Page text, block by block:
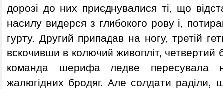
дорозі до них приєднувалися ті, що
насилу видерся з глибокого рову і,
гурту. Другий припадав на ногу, третій
вскочивши в колючий живопліт, четвертий
команда шерифа ледве пересувала
жалюгідних бродяг. Але солдати